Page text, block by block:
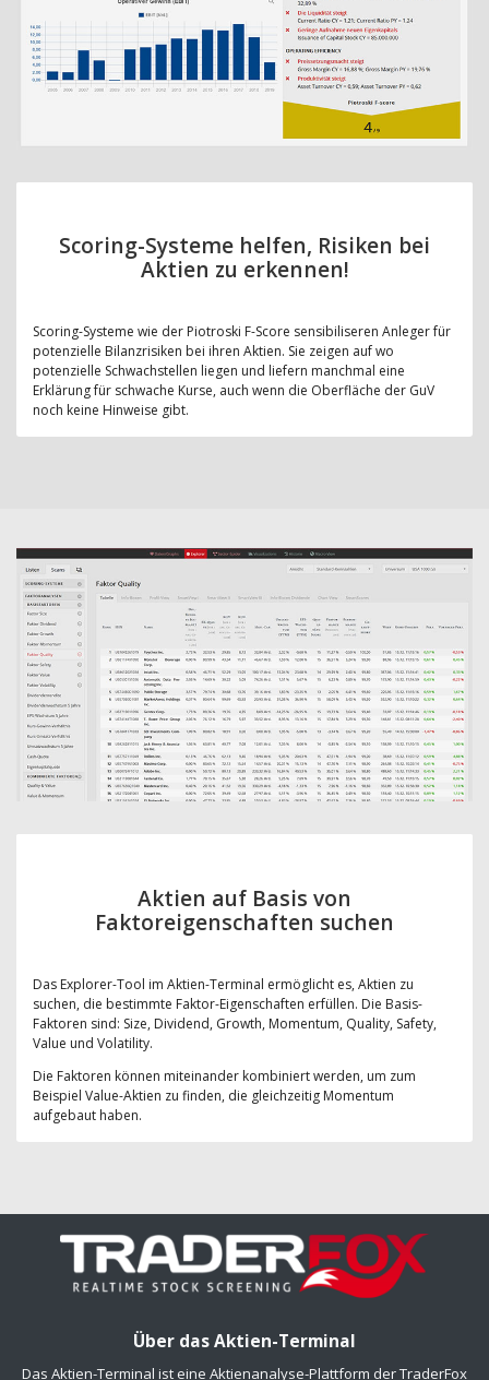
Scoring-Systeme helfen, Risiken bei
Aktien zu erkennen!
Scoring-Systeme wie der Piotroski F-Score sensibiliseren Anleger für
potenzielle Bilanzrisiken bei ihren Aktien. Sie zeigen auf wo
potenzielle Schwachstellen liegen und liefern manchmal eine
Erklärung für schwache Kurse, auch wenn die Oberfläche der GuV
noch keine Hinweise gibt.
Aktien auf Basis von
Faktoreigenschaften suchen
Das Explorer-Tool im Aktien-Terminal ermöglicht es, Aktien zu
suchen, die bestimmte Faktor-Eigenschaften erfüllen. Die Basis-
Faktoren sind: Size, Dividend, Growth, Momentum, Quality, Safety,
Value und Volatility.
Die Faktoren können miteinander kombiniert werden, um zum
Beispiel Value-Aktien zu finden, die gleichzeitig Momentum
aufgebaut haben.
Über das Aktien-Terminal
Das Aktien-Terminal ist eine Aktienanalyse-Plattform der TraderFox